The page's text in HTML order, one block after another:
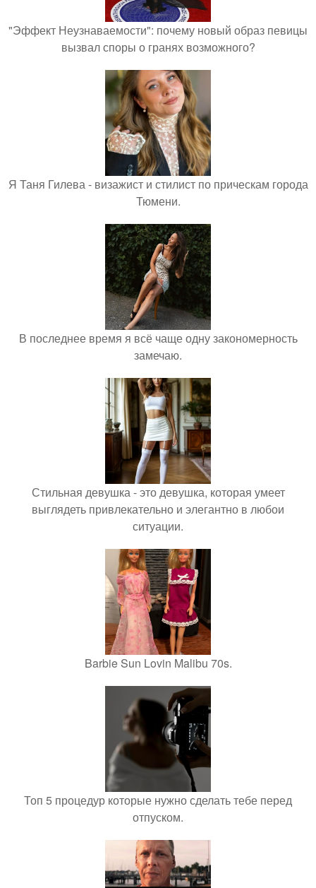
"Эффект Неузнаваемости": почему новый образ певицы
вызвал споры о гранях возможного?
Я Таня Гилева - визажист и стилист по прическам города
Тюмени.
В последнее время я всё чаще одну закономерность
замечаю.
Стильная девушка - это девушка, которая умеет
выглядеть привлекательно и элегантно в любои
ситуации.
Barbie Sun Lovin Malibu 70s.
Топ 5 процедур которые нужно сделать тебе перед
отпуском.